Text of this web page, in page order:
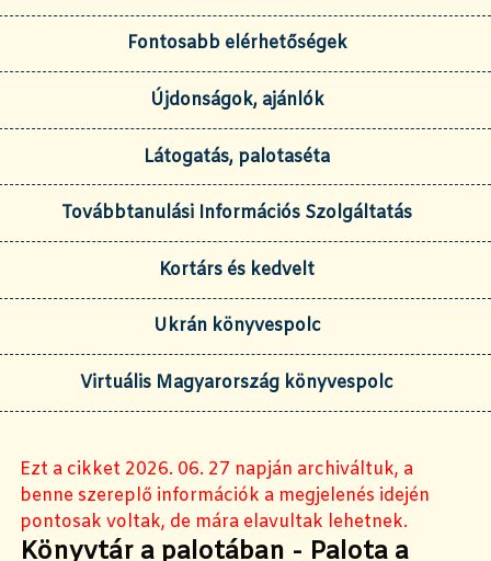
Fontosabb elérhetőségek
Újdonságok, ajánlók
Látogatás, palotaséta
Továbbtanulási Információs Szolgáltatás
Kortárs és kedvelt
Ukrán könyvespolc
Virtuális Magyarország könyvespolc
Ezt a cikket 2026. 06. 27 napján archiváltuk, a
benne szereplő információk a megjelenés idején
pontosak voltak, de mára elavultak lehetnek.
Könyvtár a palotában - Palota a